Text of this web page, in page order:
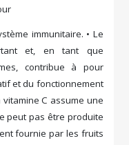
immunitaire. • Le
et, en tant que
contribue à pour
et du fonctionnement
C assume une
peut pas être produite
fournie par les fruits